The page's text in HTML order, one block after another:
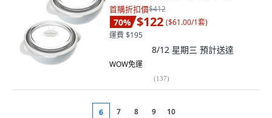
首購折扣價$412
70% $122 ($61.00/1套)
運費 $195
8/12 星期三 預計送達
WOW免運
(137)
6 7 8 9 10